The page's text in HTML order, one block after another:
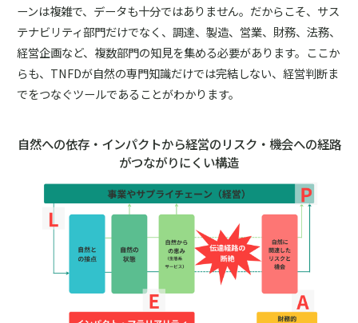
ーンは複雑で、データも十分ではありません。だからこそ、サス
テナビリティ部門だけでなく、調達、製造、営業、財務、法務、
経営企画など、複数部門の知見を集める必要があります。ここか
らも、TNFDが自然の専門知識だけでは完結しない、経営判断ま
でをつなぐツールであることがわかります。
自然への依存・インパクトから経営のリスク・機会への経路
がつながりにくい構造